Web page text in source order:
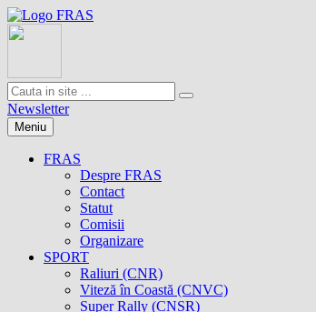
Newsletter
Meniu
FRAS
Despre FRAS
Contact
Statut
Comisii
Organizare
SPORT
Raliuri (CNR)
Viteză în Coastă (CNVC)
Super Rally (CNSR)